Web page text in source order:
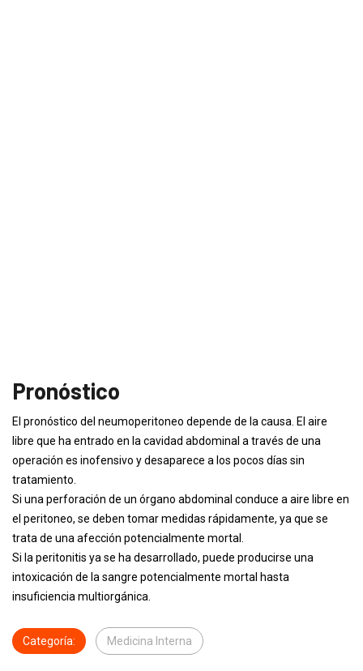
Pronóstico
El pronóstico del neumoperitoneo depende de la causa. El aire
libre que ha entrado en la cavidad abdominal a través de una
operación es inofensivo y desaparece a los pocos días sin
tratamiento.
Si una perforación de un órgano abdominal conduce a aire libre en
el peritoneo, se deben tomar medidas rápidamente, ya que se
trata de una afección potencialmente mortal.
Si la peritonitis ya se ha desarrollado, puede producirse una
intoxicación de la sangre potencialmente mortal hasta
insuficiencia multiorgánica.
Categoría: Medicina Interna